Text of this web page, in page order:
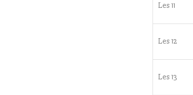
Les 11
Les 12
Les 13